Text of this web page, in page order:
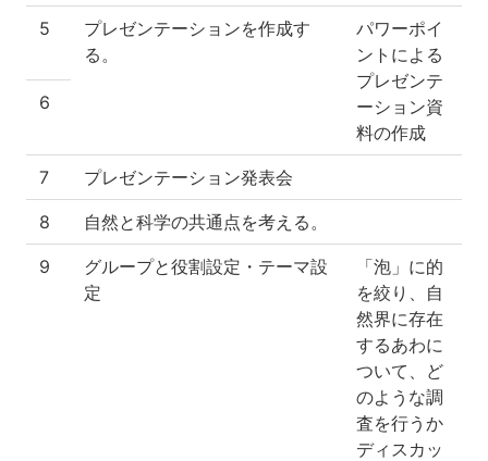
5
プレゼンテーションを作成す
る。
パワーポイ
ントによる
プレゼンテ
ーション資
料の作成
6
7 プレゼンテーション発表会
8 自然と科学の共通点を考える。
9
グループと役割設定・テーマ設
定
「泡」に的
を絞り、自
然界に存在
するあわに
ついて、ど
のような調
査を行うか
ディスカッ